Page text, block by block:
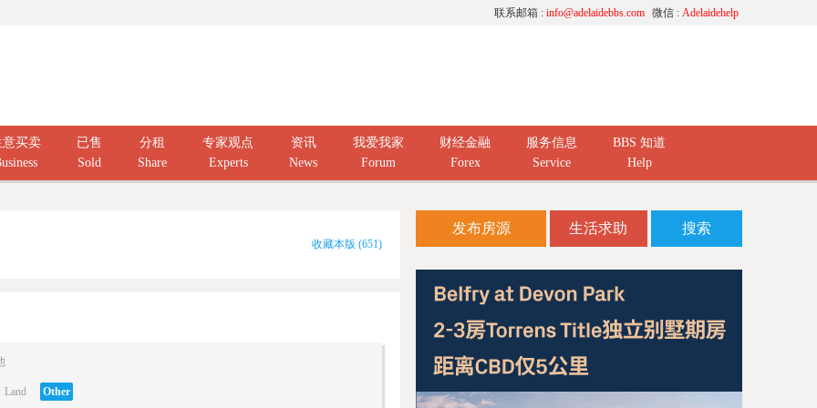
微信 : Adelaidehelp
联系邮箱 : info@adelaidebbs.com
意买卖
已售
Sold
分租
Share
专家观点
Experts
资讯
News
我爱我家
Forum
财经金融
Forex
服务信息
Service
BBS 知道
Help
收藏本版 (651)
Land Other
发布房源 生活求助 搜索